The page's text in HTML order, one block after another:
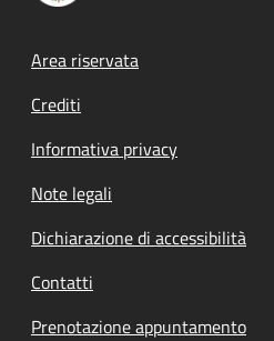
Footer menu
Area riservata
Crediti
Informativa privacy
Note legali
Dichiarazione di accessibilità
Contatti
Prenotazione appuntamento